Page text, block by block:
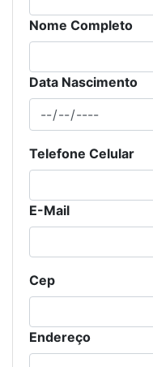
Nome Completo
Data Nascimento
Telefone Celular
E-Mail
Cep
Endereço